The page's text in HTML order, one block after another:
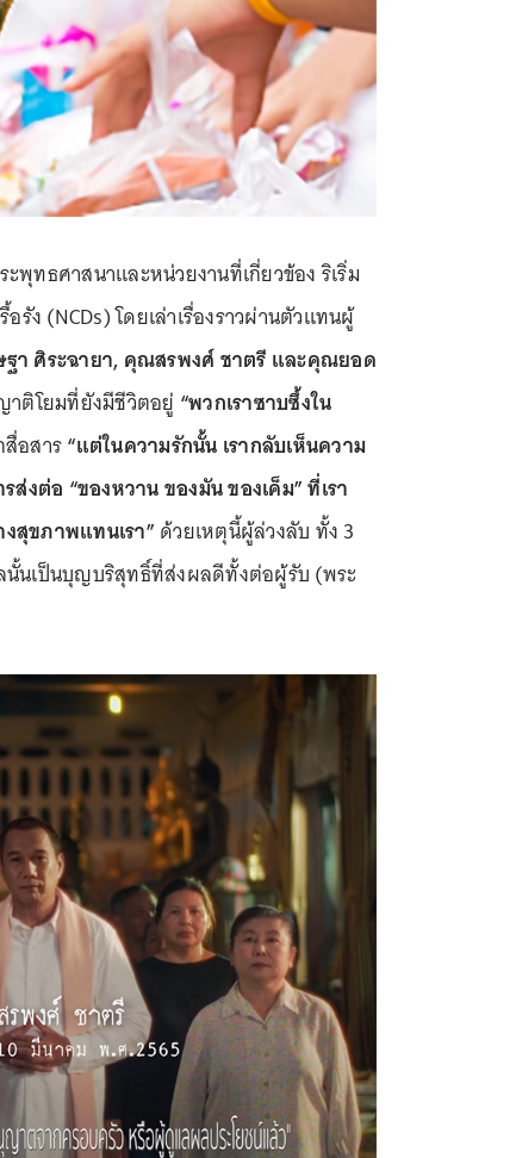
ทธศาสนาและหน่วยงานที่เกี่ยวข้อง ริเริ่ม
รัง (NCDs) โดยเล่าเรื่องราวผ่านตัวแทนผู้
า ศิระฉายา, คุณสรพงศ์ ชาตรี และคุณยอด
ติโยมที่ยังมีชีวิตอยู่ “พวกเราซาบซึ้งใน
อสาร“แต่ในความรักนั้น เรากลับเห็นความ
งต่อ “ของหวาน ของมัน ของเค็ม” ที่เรา
สุขภาพแทนเรา” ด้วยเหตุนี้ผู้ล่วงลับ ทั้ง 3
นั้นเป็นบุญบริสุทธิ์ที่ส่งผลดีทั้งต่อผู้รับ (พระ